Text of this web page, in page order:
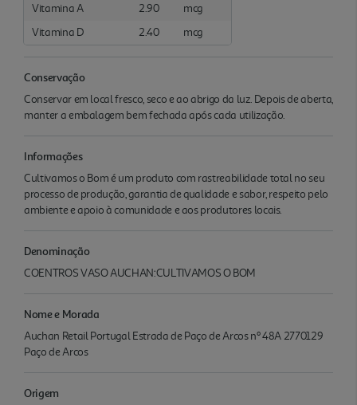
Vitamina A
2.90
mcg
Vitamina D
2.40 mcg
Conservação
Conservar em local fresco, seco e ao abrigo da luz. Depois de aberta,
manter a embalagem bem fechada após cada utilização.
Informações
Cultivamos o Bom é um produto com rastreabilidade total no seu
processo de produção, garantia de qualidade e sabor, respeito pelo
ambiente e apoio à comunidade e aos produtores locais.
Denominação
COENTROS VASO AUCHAN:CULTIVAMOS O BOM
Nome e Morada
Auchan Retail Portugal Estrada de Paço de Arcos nº 48A 2770129
Paço de Arcos
Origem